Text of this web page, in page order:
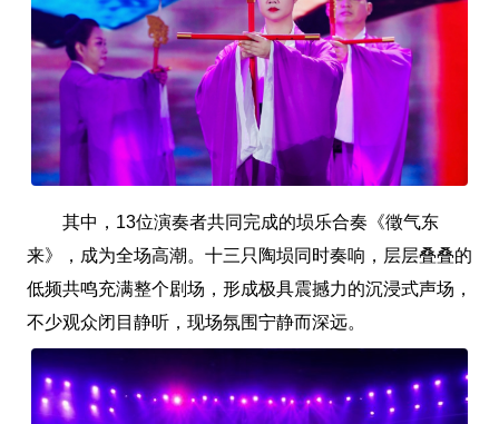
其中，13位演奏者共同完成的埙乐合奏《徵气东
来》，成为全场高潮。十三只陶埙同时奏响，层层叠叠的
低频共鸣充满整个剧场，形成极具震撼力的沉浸式声场，
不少观众闭目静听，现场氛围宁静而深远。